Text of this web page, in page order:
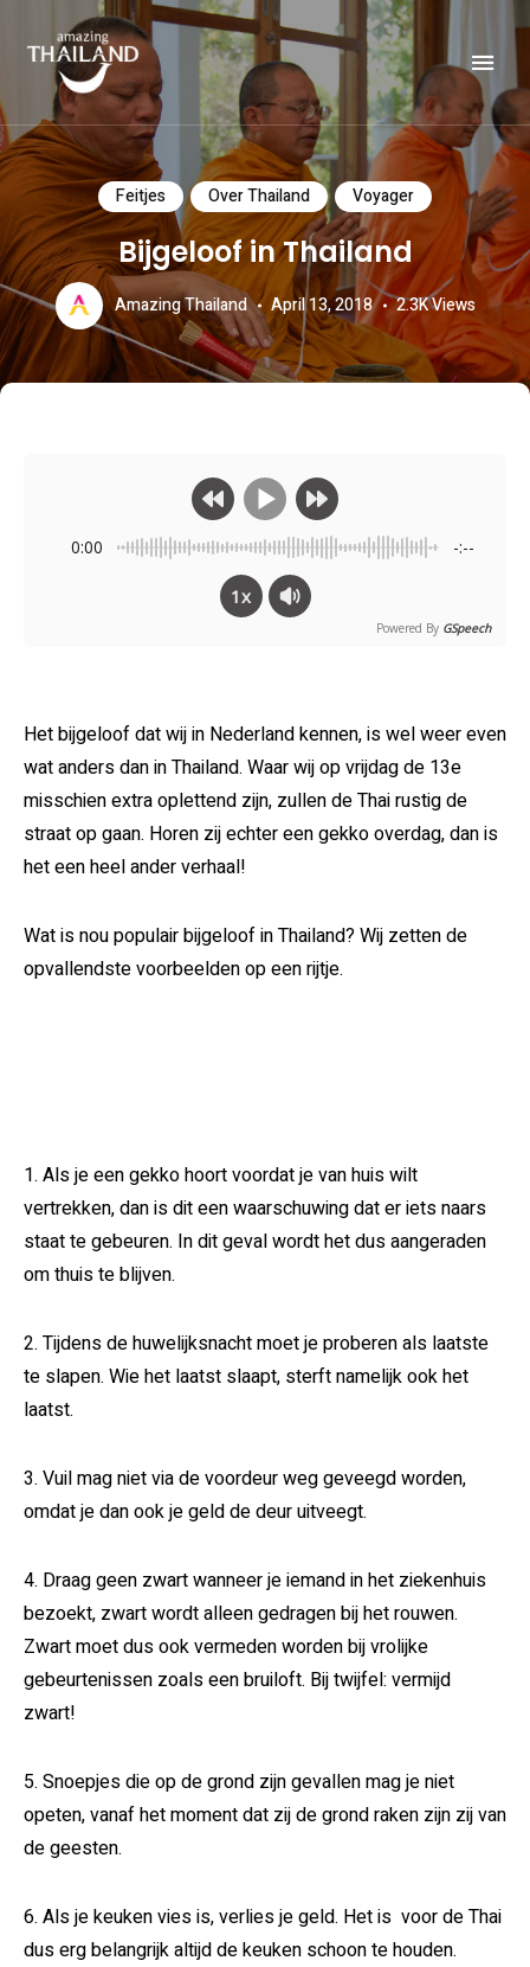
AMAZING THAILAND
Officiële website van de Toeristische Autoriteit van Thailand.
Feitjes Over Thailand Voyager
Bijgeloof in Thailand
Amazing Thailand April 13, 2018 2.3KViews
0:00 -:--
1x
Powered By GSpeech
Het bijgeloof dat wij in Nederland kennen, is wel weer even
wat anders dan in Thailand. Waar wij op vrijdag de 13e
misschien extra oplettend zijn, zullen de Thai rustig de
straat op gaan. Horen zij echter een gekko overdag, dan is
het een heel ander verhaal!
Wat is nou populair bijgeloof in Thailand? Wij zetten de
opvallendste voorbeelden op een rijtje.
1. Als je een gekko hoort voordat je van huis wilt
vertrekken, dan is dit een waarschuwing dat er iets naars
staat te gebeuren. In dit geval wordt het dus aangeraden
om thuis te blijven.
2. Tijdens de huwelijksnacht moet je proberen als laatste
te slapen. Wie het laatst slaapt, sterft namelijk ook het
laatst.
3. Vuil mag niet via de voordeur weg geveegd worden,
omdat je dan ook je geld de deur uitveegt.
4. Draag geen zwart wanneer je iemand in het ziekenhuis
bezoekt, zwart wordt alleen gedragen bij het rouwen.
Zwart moet dus ook vermeden worden bij vrolijke
gebeurtenissen zoals een bruiloft. Bij twijfel: vermijd
zwart!
5. Snoepjes die op de grond zijn gevallen mag je niet
opeten, vanaf het moment dat zij de grond raken zijn zij van
de geesten.
6. Als je keuken vies is, verlies je geld. Het is voor de Thai
dus erg belangrijk altijd de keuken schoon te houden.